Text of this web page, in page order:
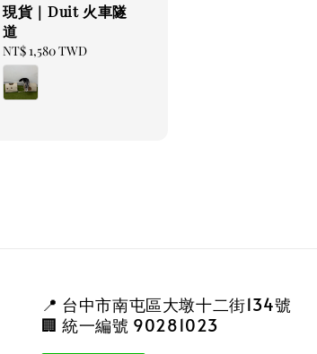
現貨｜Duit 火車隧
道
Regular
price
NT$ 1,580 TWD
📍 台中市南屯區大墩十二街134號
🏢 統一編號 90281023